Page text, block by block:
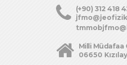
(+90) 312 418
Milli Müdafaa
06650